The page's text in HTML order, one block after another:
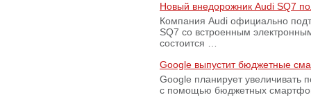
Новый внедорожник Audi SQ7
Компания Audi официально
SQ7 со встроенным
состоится …
Google выпустит бюджетные
Google планирует увеличивать
с помощью бюджетных